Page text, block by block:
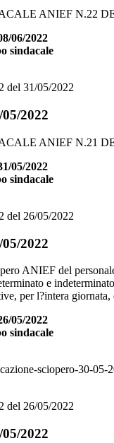
ANIEF N.22
06/2022
sindacale
del 31/05/2022
2022
ANIEF N.21
05/2022
sindacale
del 26/05/2022
2022
ANIEF del
e
per l?intera
05/2022
sindacale
sciopero-30-05-
del 26/05/2022
2022